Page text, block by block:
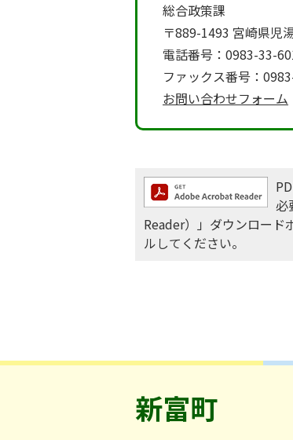
総合政策課
〒889-1493 宮崎県児
電話番号：0983-33-
ファックス番号：
お問い合わせフォーム
必
Reader）」ダウンロード
ルしてください。
新富町